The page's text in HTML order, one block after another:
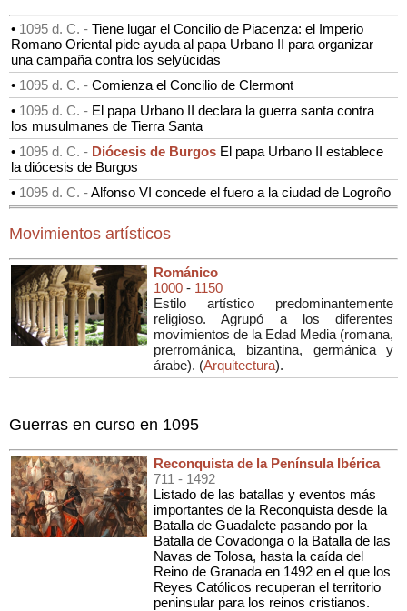
• 1095 d. C. - Tiene lugar el Concilio de Piacenza: el Imperio
Romano Oriental pide ayuda al papa Urbano II para organizar
una campaña contra los selyúcidas
• 1095 d. C. - Comienza el Concilio de Clermont
• 1095 d. C. - El papa Urbano II declara la guerra santa contra
los musulmanes de Tierra Santa
• 1095 d. C. - Diócesis de Burgos El papa Urbano II establece
la diócesis de Burgos
• 1095 d. C. -Alfonso VI concede el fuero a la ciudad de Logroño
Movimientos artísticos
Románico
1000 - 1150
Estilo artístico predominantemente
religioso. Agrupó a los diferentes
movimientos de la Edad Media (romana,
prerrománica, bizantina, germánica y
árabe). (Arquitectura).
Guerras en curso en 1095
Reconquista de la Península Ibérica
711 - 1492
Listado de las batallas y eventos más
importantes de la Reconquista desde la
Batalla de Guadalete pasando por la
Batalla de Covadonga o la Batalla de las
Navas de Tolosa, hasta la caída del
Reino de Granada en 1492 en el que los
Reyes Católicos recuperan el territorio
peninsular para los reinos cristianos.